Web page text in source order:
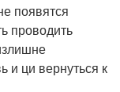
появятся
проводить
и ци вернуться к